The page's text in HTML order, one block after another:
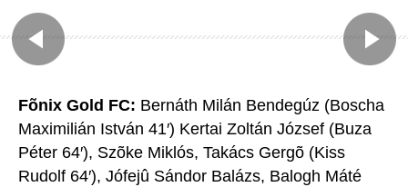
Fõnix Gold FC: Bernáth Milán Bendegúz (Boscha
Maximilián István 41′) Kertai Zoltán József (Buza
Péter 64′), Szõke Miklós, Takács Gergõ (Kiss
Rudolf 64′), Jófejû Sándor Balázs, Balogh Máté